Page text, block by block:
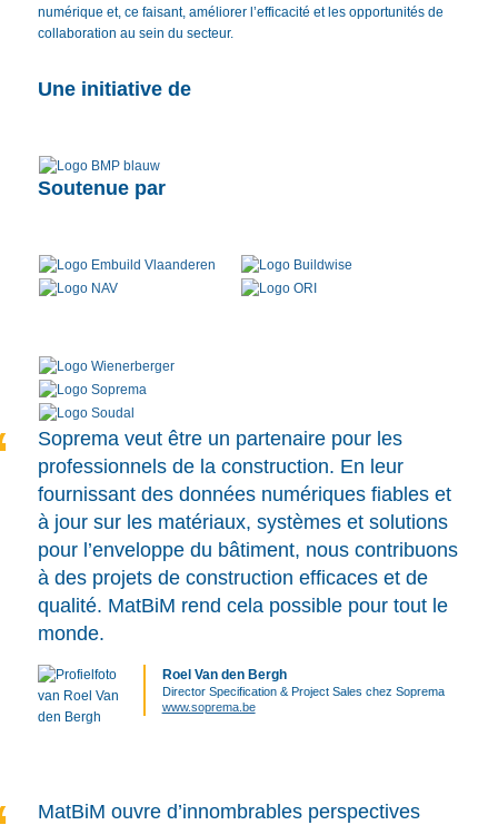
numérique et, ce faisant, améliorer l’efficacité et les opportunités de
collaboration au sein du secteur.
Une initiative de
Soutenue par
Soprema veut être un partenaire pour les
professionnels de la construction. En leur
fournissant des données numériques fiables et
à jour sur les matériaux, systèmes et solutions
pour l’enveloppe du bâtiment, nous contribuons
à des projets de construction efficaces et de
qualité. MatBiM rend cela possible pour tout le
monde.
Roel Van den Bergh
Director Specification & Project Sales chez Soprema
www.soprema.be
MatBiM ouvre d’innombrables perspectives